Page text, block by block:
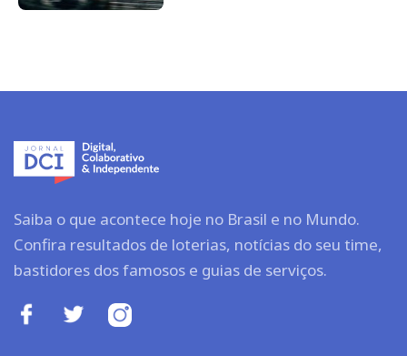
Saiba o que acontece hoje no Brasil e no Mundo.
Confira resultados de loterias, notícias do seu time,
bastidores dos famosos e guias de serviços.